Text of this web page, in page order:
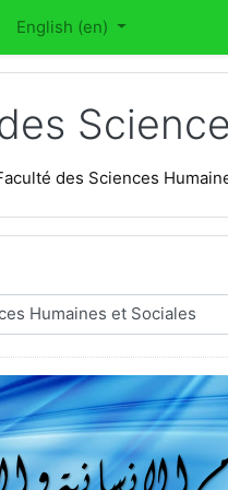
English ‎(en)‎
des Sciences